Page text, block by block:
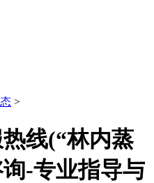
>
线(“林内蒸
-专业指导与